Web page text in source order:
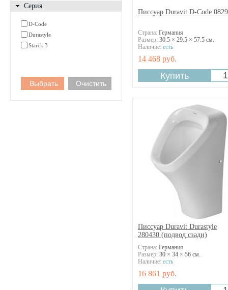
Серия
D-Code
Durastyle
Starck 3
Писсуар Duravit D-Code
Страна: Германия
Размер: 30.5 × 29.5 × 57.5 см.
Наличие: есть
14 468 руб.
Писсуар Duravit Durastyle
280430 (подвод сзади)
Страна: Германия
Размер: 30 × 34 × 56 см.
Наличие: есть
16 861 руб.